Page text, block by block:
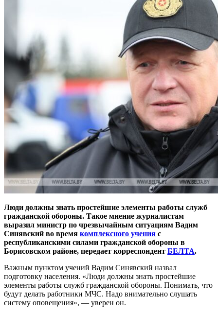
Люди должны знать простейшие элементы работы служб
гражданской обороны. Такое мнение журналистам
выразил министр по чрезвычайным ситуациям Вадим
Синявский во время комплексного учения с
республиканскими силами гражданской обороны в
Борисовском районе, передает корреспондент БЕЛТА.
Важным пунктом учений Вадим Синявский назвал
подготовку населения. «Люди должны знать простейшие
элементы работы служб гражданской обороны. Понимать, что
будут делать работники МЧС. Надо внимательно слушать
систему оповещения», — уверен он.